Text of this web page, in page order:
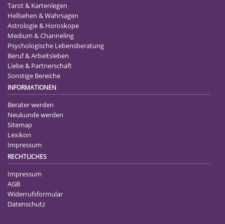
Tarot & Kartenlegen
Hellsehen & Wahrsagen
Astrologie & Horoskope
Medium & Channeling
Psychologische Lebensberatung
Beruf & Arbeitsleben
Liebe & Partnerschaft
Sonstige Bereiche
INFORMATIONEN
Berater werden
Neukunde werden
Sitemap
Lexikon
Impressum
RECHTLICHES
Impressum
AGB
Widerrufsformular
Datenschutz